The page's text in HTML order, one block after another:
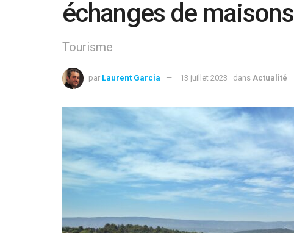
échanges de maisons
Tourisme
par Laurent Garcia 13 juillet 2023 dans Actualité